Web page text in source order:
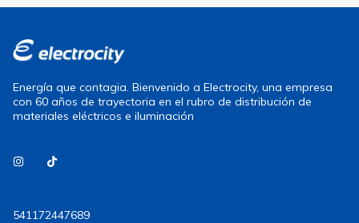
Energía que contagia. Bienvenido a Electrocity, una empresa
con 60 años de trayectoria en el rubro de distribución de
materiales eléctricos e iluminación
541172447689